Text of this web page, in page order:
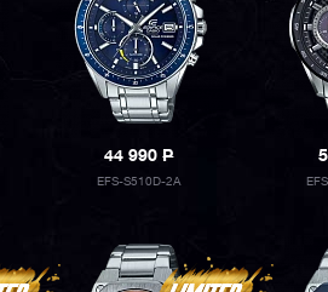
44 990P
EFS-S510D-2A